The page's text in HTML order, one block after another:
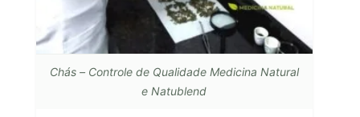
Chás – Controle de Qualidade Medicina Natural
e Natublend